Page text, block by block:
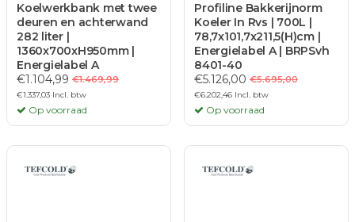
Koelwerkbank met twee
deuren en achterwand
282 liter |
1360x700xH950mm |
Energielabel A
€1.104,99 €1.469,99
€1.337,03 Incl. btw
Op voorraad
Profiline Bakkerijnorm
Koeler In Rvs | 700L |
78,7x101,7x211,5(H)cm |
Energielabel A | BRPSvh
8401-40
€5.126,00 €5.695,00
€6.202,46 Incl. btw
Op voorraad